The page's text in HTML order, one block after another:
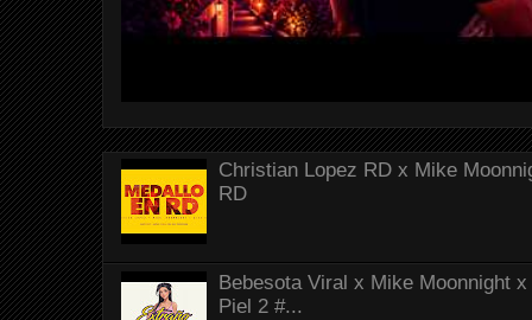
Christian Lopez RD x Mike
RD
Bebesota Viral x Mike Moonnight
Piel 2 #...